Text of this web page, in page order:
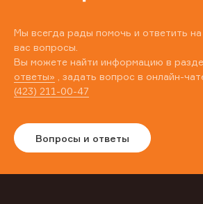
Мы всегда рады помочь и ответить
вас вопросы.
Вы можете найти информацию в
ответы» , задать вопрос в онлайн-
(423) 211-00-47
Вопросы и ответы